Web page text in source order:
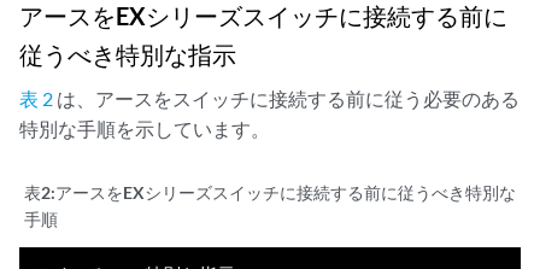
アースをEXシリーズスイッチに接続する前に
従うべき特別な指示
表 2 は、アースをスイッチに接続する前に従う必要のある
特別な手順を示しています。
表2:アースをEXシリーズスイッチに接続する前に従うべき特別な
手順